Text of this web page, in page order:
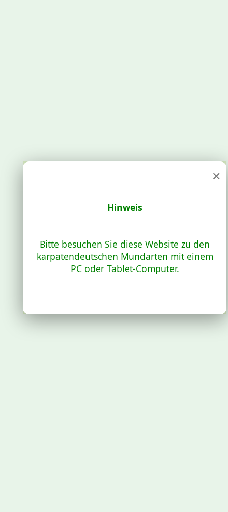
×
Hinweis
Bitte besuchen Sie diese Website zu den
karpatendeutschen Mundarten mit einem
PC oder Tablet-Computer.